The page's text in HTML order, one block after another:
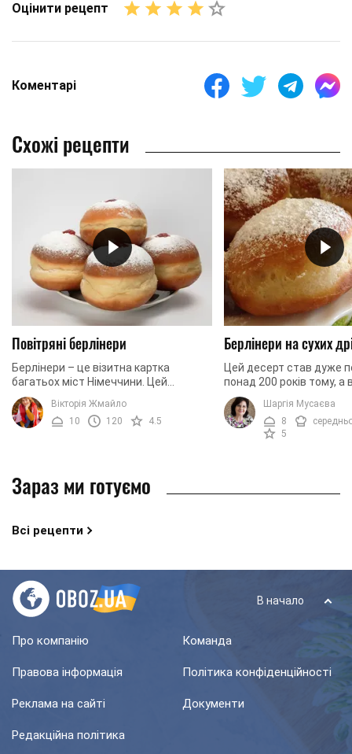
Оцінити рецепт
Коментарі
Схожі рецепти
Повітряні берлінери
Берлінери – це візитна картка
багатьох міст Німеччини. Цей
традиційний десетр намагаються
скуштувати всі туристи, які
приїжджають у цю прекрасну ...
Вікторія Жмайло
10
120 4.5
Берлінери на сухих
Цей десерт став дуже
понад 200 років тому, а
приготував пончики
кондитер. З того часу
скуштував берлінери
Шаргія Мусаєва
8
5
Зараз ми готуємо
Всі рецепти
В начало
Про компанію Команда
Правова інформація Політика конфіденційності
Реклама на сайті Документи
Редакційна політика